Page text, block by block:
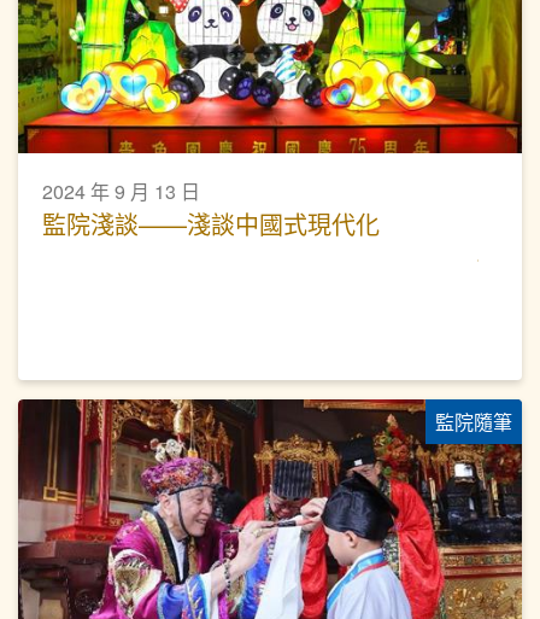
2024 年 9 月 13 日
監院淺談——淺談中國式現代化
監院隨筆